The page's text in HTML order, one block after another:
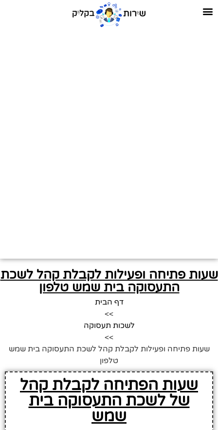
שעות פתיחה ופעילות לקבלת קהל לשכת
התעסוקה בית שמש טלפון
דף הבית
>>
לשכות תעסוקה
>>
שעות פתיחה ופעילות לקבלת קהל לשכת התעסוקה בית שמש
טלפון
שעות הפתיחה לקבלת קהל
של לשכת התעסוקה בית
שמש